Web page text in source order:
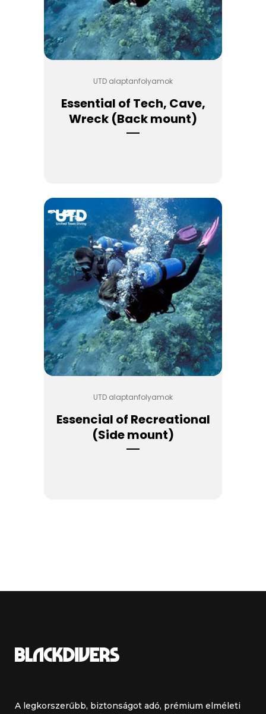
UTD alaptanfolyamok
Essential of Tech, Cave,
Wreck (Back mount)
UTD alaptanfolyamok
Essencial of Recreational
(Side mount)
A legkorszerűbb, biztonságot adó, prémium elméleti